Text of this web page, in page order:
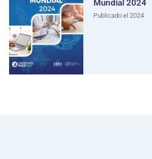
Mundial 2024
Publicado el 2024